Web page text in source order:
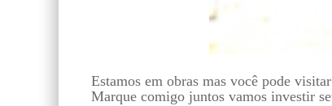
Estamos em obras mas você pode
Marque comigo juntos vamos investir